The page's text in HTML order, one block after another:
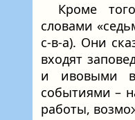
Кроме
словами
с-в-а). Они
входят
и ивовыми
событиями –
работы,